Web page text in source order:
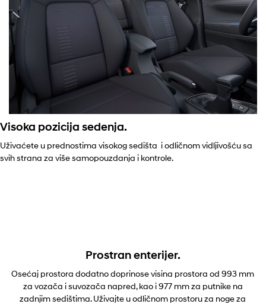
Visoka pozicija sedenja.
Uživaćete u prednostima visokog sedišta i odličnom vidljivošću sa
svih strana za više samopouzdanja i kontrole.
Prostran enterijer.
Osećaj prostora dodatno doprinose visina prostora od 993 mm
za vozača i suvozača napred, kao i 977 mm za putnike na
zadnjim sedištima. Uživajte u odličnom prostoru za noge za